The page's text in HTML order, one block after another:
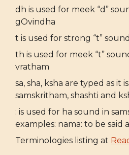
dh is used for meek “d”
gOvindha
t is used for strong “t”
th is used for meek “t”
vratham
sa, sha, ksha are typed as it
samskritham, shashti and
: is used for ha sound in
examples: nama: to be said
Terminologies listing at